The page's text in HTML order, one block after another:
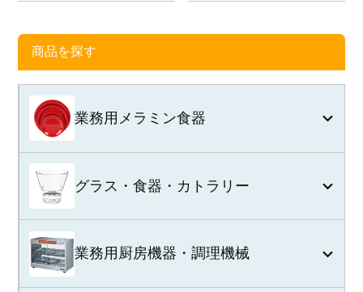
商品を探す
業務用メラミン食器
グラス・食器・カトラリー
業務用厨房機器・調理機械